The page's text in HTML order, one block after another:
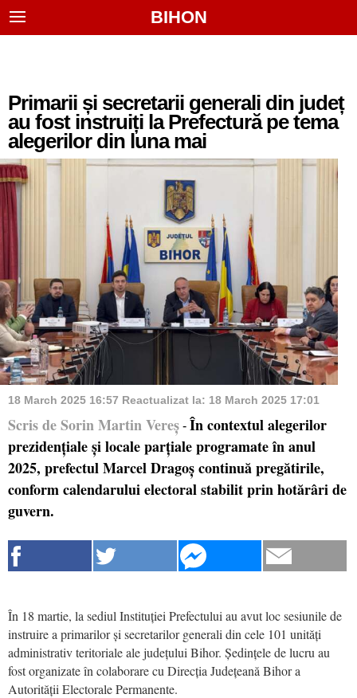
BIHON
Primarii și secretarii generali din județ
au fost instruiți la Prefectură pe tema
alegerilor din luna mai
18 March 2025 16:57 Reactualizat la: 18 March 2025 17:01
Scris de Sorin Martin Vereș - În contextul alegerilor
prezidențiale și locale parțiale programate în anul
2025, prefectul Marcel Dragoș continuă pregătirile,
conform calendarului electoral stabilit prin hotărâri de
guvern.
În 18 martie, la sediul Instituției Prefectului au avut loc sesiunile de
instruire a primarilor și secretarilor generali din cele 101 unități
administrativ teritoriale ale județului Bihor. Ședințele de lucru au
fost organizate în colaborare cu Direcția Județeană Bihor a
Autorității Electorale Permanente.